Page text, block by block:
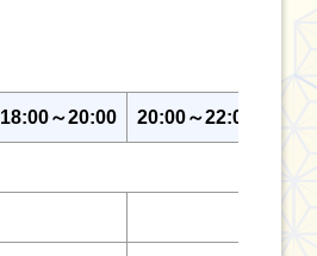
18:00～20:00 20:00～22:00